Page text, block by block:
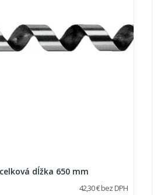
dĺžka 650 mm
42,30 € bez DPH